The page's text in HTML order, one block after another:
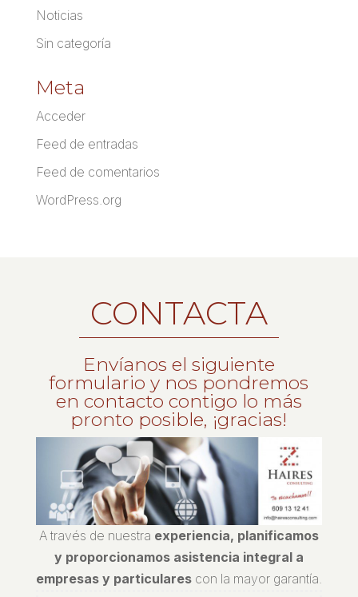
Noticias
Sin categoría
Meta
Acceder
Feed de entradas
Feed de comentarios
WordPress.org
CONTACTA
Envíanos el siguiente
formulario y nos pondremos
en contacto contigo lo más
pronto posible, ¡gracias!
A través de nuestra experiencia, planificamos
y proporcionamos asistencia integral a
empresas y particularescon la mayor garantía.